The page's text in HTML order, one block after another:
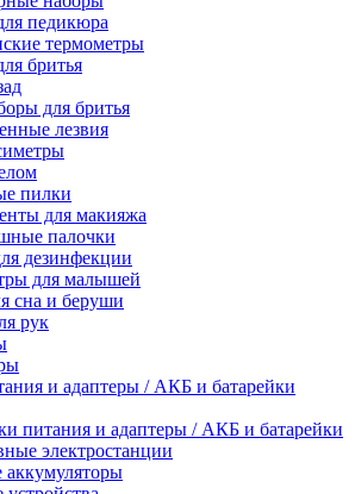
педикюра
термометры
бритья
для бритья
лезвия
пилки
для макияжа
палочки
дезинфекции
для малышей
сна и беруши
рук
и адаптеры / АКБ и батарейки
питания и адаптеры / АКБ и батарейки
электростанции